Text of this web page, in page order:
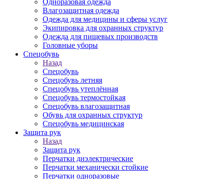
Одноразовая одежда
Влагозащитная одежда
Одежда для медицины и сферы услуг
Экипировка для охранных структур
Одежда для пищевых производств
Головные уборы
Спецобувь
Назад
Спецобувь
Спецобувь летняя
Спецобувь утеплённая
Спецобувь термостойкая
Спецобувь влагозащитная
Обувь для охранных структур
Спецобувь медицинская
Защита рук
Назад
Защита рук
Перчатки диэлектрические
Перчатки механически стойкие
Перчатки одноразовые